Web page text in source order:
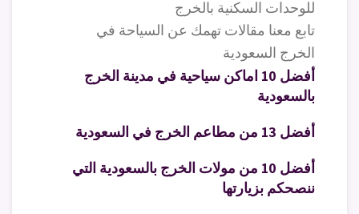
تابع معنا مقالات تهمك عن السياحة في
الخرج السعودية
أفضل 10 اماكن سياحية في مدينة الخرج
بالسعودية
أفضل 13 من مطاعم الخرج في السعودية
أفضل 10 من مولات الخرج بالسعودية التي
ننصحكم بزيارتها